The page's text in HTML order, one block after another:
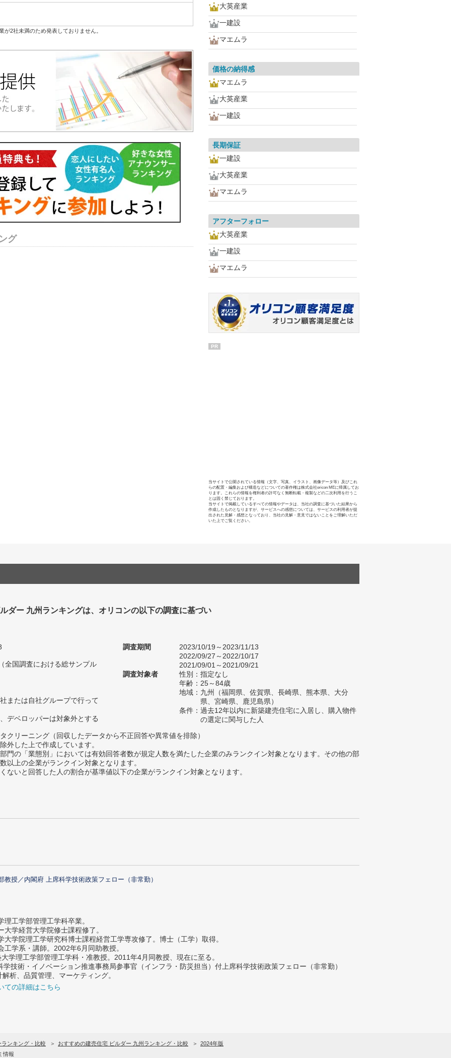
2社未満のため発表しておりません。
グ
大英産業
一建設
マエムラ
価格の納得感
マエムラ
大英産業
一建設
長期保証
一建設
大英産業
マエムラ
アフターフォロー
大英産業
一建設
マエムラ
PR
当サイトで公開されている情報（文字、写真、イラスト、画像データ等）及びこれ
らの配置・編集および構造などについての著作権は株式会社oricon MEに帰属してお
ります。これらの情報を権利者の許可なく無断転載・複製などの二次利用を行うこ
とは固く禁じております。
当サイトで掲載しているすべての情報やデータは、当社の調査に基づいた結果から
作成したものとなりますが、サービスへの感想については、サービスの利用者が提
出された見解・感想となっており、当社の見解・意見ではないことをご理解いただ
いた上でご覧ください。
ダー 九州ランキングは、オリコンの以下の調査に基づい
全国調査における総サンプル
または自社グループで行って
デベロッパーは対象外とする
調査期間
2023/10/19～2023/11/13
2022/09/27～2022/10/17
2021/09/01～2021/09/21
調査対象者
性別：指定なし
年齢：25～84歳
地域：九州（福岡県、佐賀県、長崎県、熊本県、大分
県、宮崎県、鹿児島県）
条件：過去12年以内に新築建売住宅に入居し、購入物件
の選定に関与した人
リーニング（回収したデータから不正回答や異常値を排除）
した上で作成しています。
門の「業態別」においては有効回答者数が規定人数を満たした企業のみランクイン対象となります。その他の部
以上の企業がランクイン対象となります。
いと回答した人の割合が基準値以下の企業がランクイン対象となります。
教授／内閣府 上席科学技術政策フェロー（非常勤）
工学部管理工学科卒業。
学経営大学院修士課程修了。
大学院理工学研究科博士課程経営工学専攻修了。博士（工学）取得。
工学系・講師。2002年6月同助教授。
学理工学部管理工学科・准教授。2011年4月同教授、現在に至る。
技術・イノベーション推進事務局参事官（インフラ・防災担当）付上席科学技術政策フェロー（非常勤）
析、品質管理、マーケティング。
の詳細はこちら
ンキング・比較 おすすめの建売住宅 ビルダー 九州ランキング・比較
2024年版
情報